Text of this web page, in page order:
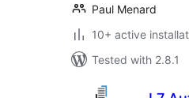
Paul Menard
10+ active
Tested with 2.8.1